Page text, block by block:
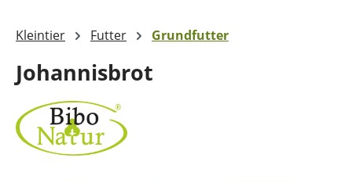
Kleintier Futter Grundfutter
Johannisbrot